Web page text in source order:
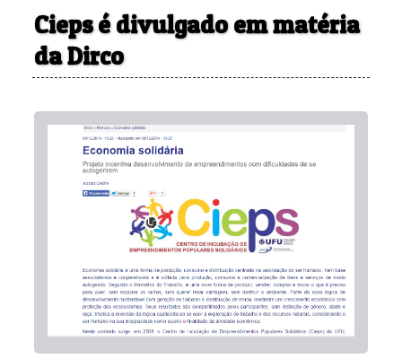
Cieps é divulgado em matéria
da Dirco